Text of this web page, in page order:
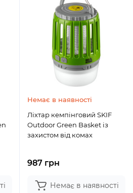
Немає в наявності
Ліхтар кемпінговий SKIF
Outdoor Green Basket із
захистом від комах
987 грн
Немає в наявності